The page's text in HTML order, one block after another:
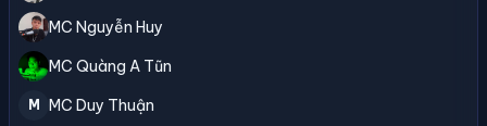
MC Nguyễn Huy
MC Quàng A Tũn
M MC Duy Thuận